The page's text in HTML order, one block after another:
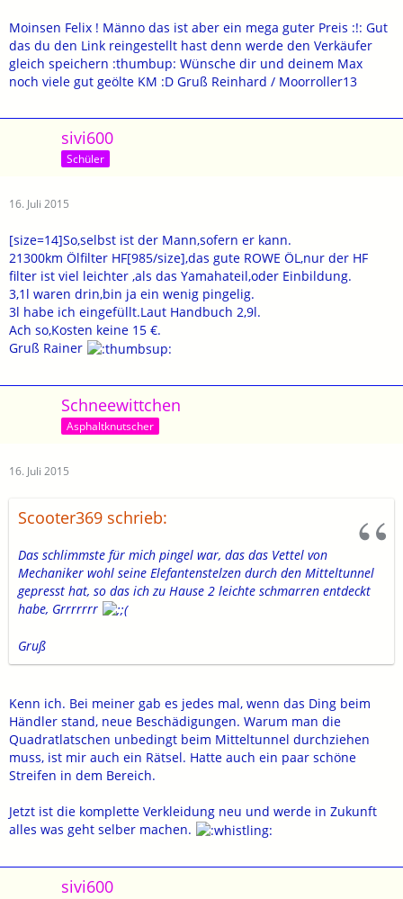
Moinsen Felix ! Männo das ist aber ein mega guter Preis :!: Gut
das du den Link reingestellt hast denn werde den Verkäufer
gleich speichern :thumbup: Wünsche dir und deinem Max
noch viele gut geölte KM :D Gruß Reinhard / Moorroller13
sivi600
Schüler
16. Juli 2015
[size=14]So,selbst ist der Mann,sofern er kann.
21300km Ölfilter HF[985/size],das gute ROWE ÖL,nur der HF
filter ist viel leichter ,als das Yamahateil,oder Einbildung.
3,1l waren drin,bin ja ein wenig pingelig.
3l habe ich eingefüllt.Laut Handbuch 2,9l.
Ach so,Kosten keine 15 €.
Gruß Rainer
Schneewittchen
Asphaltknutscher
16. Juli 2015
Scooter369 schrieb:
Das schlimmste für mich pingel war, das das Vettel von
Mechaniker wohl seine Elefantenstelzen durch den Mitteltunnel
gepresst hat, so das ich zu Hause 2 leichte schmarren entdeckt
habe, Grrrrrrr
Gruß
Kenn ich. Bei meiner gab es jedes mal, wenn das Ding beim
Händler stand, neue Beschädigungen. Warum man die
Quadratlatschen unbedingt beim Mitteltunnel durchziehen
muss, ist mir auch ein Rätsel. Hatte auch ein paar schöne
Streifen in dem Bereich.
Jetzt ist die komplette Verkleidung neu und werde in Zukunft
alles was geht selber machen.
sivi600